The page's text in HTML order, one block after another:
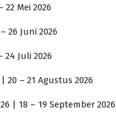
22 Mei 2026
26 Juni 2026
24 Juli 2026
20 – 21 Agustus 2026
| 18 – 19 September 2026